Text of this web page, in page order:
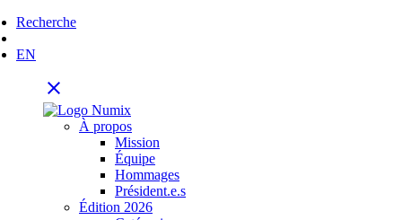
Recherche
EN
close
À propos
Mission
Équipe
Hommages
Président.e.s
Édition 2026